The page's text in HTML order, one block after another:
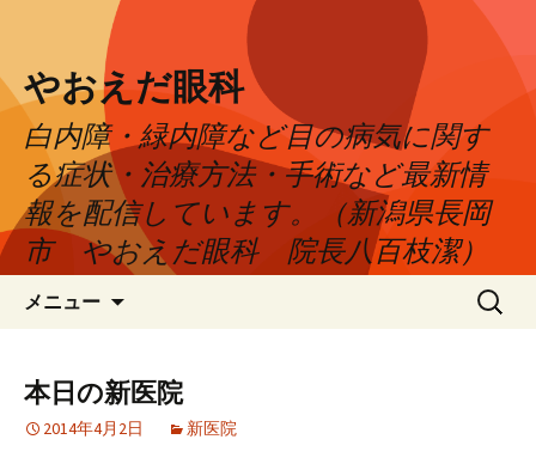
やおえだ眼科
白内障・緑内障など目の病気に関す
る症状・治療方法・手術など最新情
報を配信しています。（新潟県長岡
市 やおえだ眼科 院長八百枝潔）
メニュー
ン
ツ
へ
検
索:
本日の新医院
2014年4月2日 新医院